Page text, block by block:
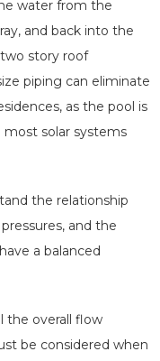
water from the
and back into the
story roof
piping can eliminate
as the pool is
most solar systems
the relationship
and the
a balanced
the overall flow
be considered when